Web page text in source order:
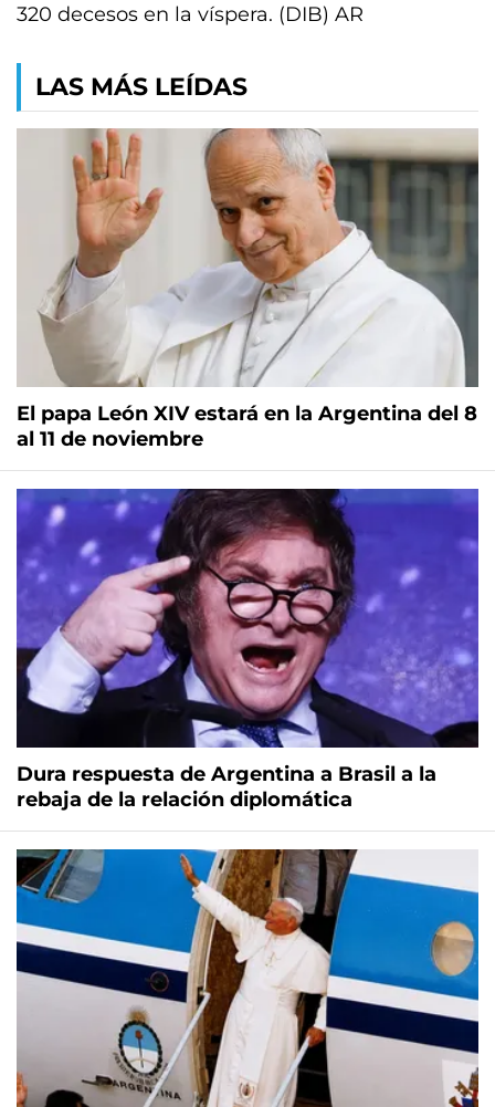
320 decesos en la víspera. (DIB) AR
LAS MÁS LEÍDAS
El papa León XIV estará en la Argentina del 8
al 11 de noviembre
Dura respuesta de Argentina a Brasil a la
rebaja de la relación diplomática